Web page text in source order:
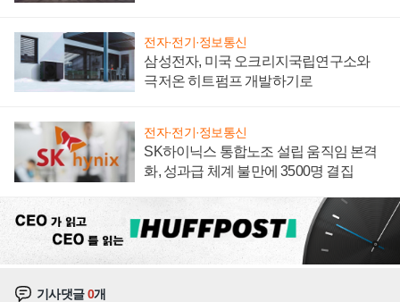
전자·전기·정보통신
삼성전자, 미국 오크리지국립연구소와
극저온 히트펌프 개발하기로
전자·전기·정보통신
SK하이닉스 통합노조 설립 움직임 본격
화, 성과급 체계 불만에 3500명 결집
기사댓글0개